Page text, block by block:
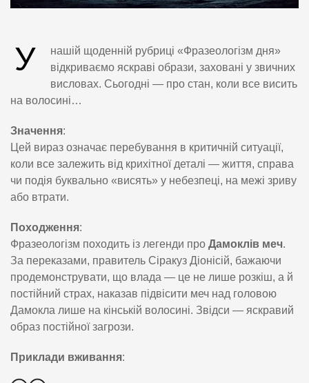
У
нашій щоденній рубриці «Фразеологізм дня»
відкриваємо яскраві образи, заховані у звичних
висловах. Сьогодні — про стан, коли все висить
на волосині…
Значення:
Цей вираз означає перебування в критичній ситуації,
коли все залежить від крихітної деталі — життя, справа
чи подія буквально «висять» у небезпеці, на межі зриву
або втрати.
Походження:
Фразеологізм походить із легенди про Дамоклів меч.
За переказами, правитель Сіракуз Діонісій, бажаючи
продемонструвати, що влада — це не лише розкіш, а й
постійний страх, наказав підвісити меч над головою
Дамокла лише на кінській волосині. Звідси — яскравий
образ постійної загрози.
Приклади вживання: